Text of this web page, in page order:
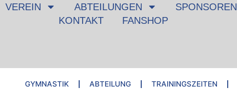
VEREIN ABTEILUNGEN SPONSOREN
KONTAKT
FANSHOP
GYMNASTIK ABTEILUNG TRAININGSZEITEN